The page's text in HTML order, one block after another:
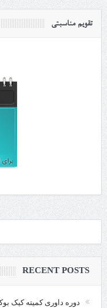
تقویم مناسبتی
مناسبتی برای
RECENT POSTS